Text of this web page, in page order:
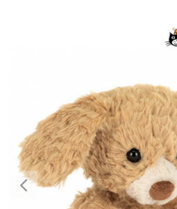
Previous